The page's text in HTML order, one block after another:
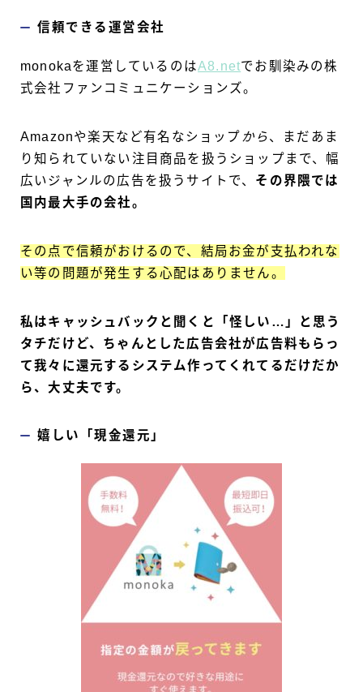
信頼できる運営会社
monokaを運営しているのはA8.netでお馴染みの株
式会社ファンコミュニケーションズ。
Amazonや楽天など有名なショップ から、まだあま
り知られていない注目商品を扱うショップまで、幅
広いジャンルの広告を扱うサイトで、 その界隈では
国内最大手の会社。
その点で信頼がおけるので、結局お金が支払われな
い等の問題が発生する心配はありません。
私はキャッシュバックと聞くと「怪しい…」と思う
タチだけど、ちゃんとした広告会社が広告料もらっ
て我々に還元するシステム作ってくれてるだけだか
ら、大丈夫です。
嬉しい「現金還元」